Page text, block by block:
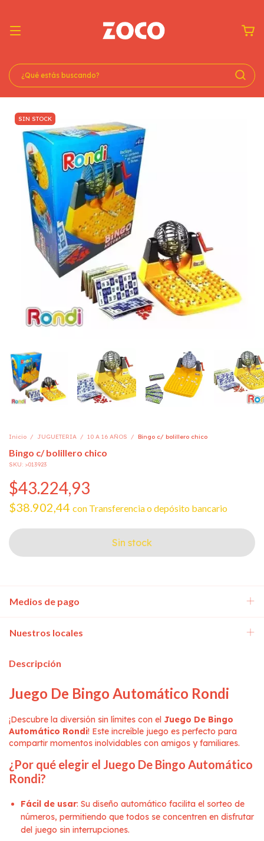
SIN STOCK
Inicio / JUGUETERIA / 10 A 16 AÑOS / Bingo c/ bolillero chico
Bingo c/ bolillero chico
SKU: >013923
$43.224,93
$38.902,44 con Transferencia o depósito bancario
Medios de pago
Nuestros locales
Descripción
Juego De Bingo Automático Rondi
¡Descubre la diversión sin límites con el Juego De Bingo
Automático Rondi! Este increíble juego es perfecto para
compartir momentos inolvidables con amigos y familiares.
¿Por qué elegir el Juego De Bingo Automático
Rondi?
Fácil de usar: Su diseño automático facilita el sorteo de
números, permitiendo que todos se concentren en disfrutar
del juego sin interrupciones.